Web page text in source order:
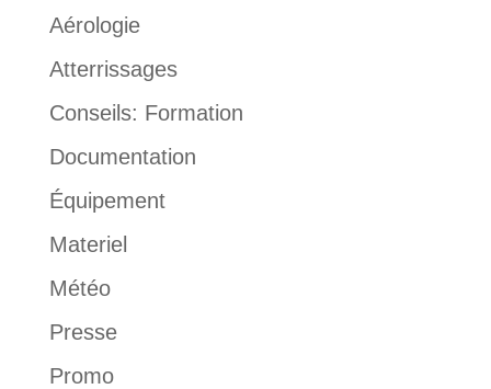
Aérologie
Atterrissages
Conseils: Formation
Documentation
Équipement
Materiel
Météo
Presse
Promo